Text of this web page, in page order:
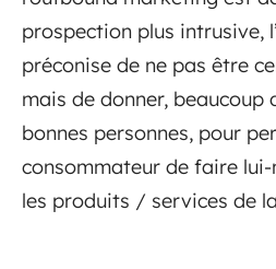
prospection plus intrusive,
préconise de ne pas être
mais de donner, beaucoup
bonnes personnes, pour
consommateur de faire lui-
les produits / services de